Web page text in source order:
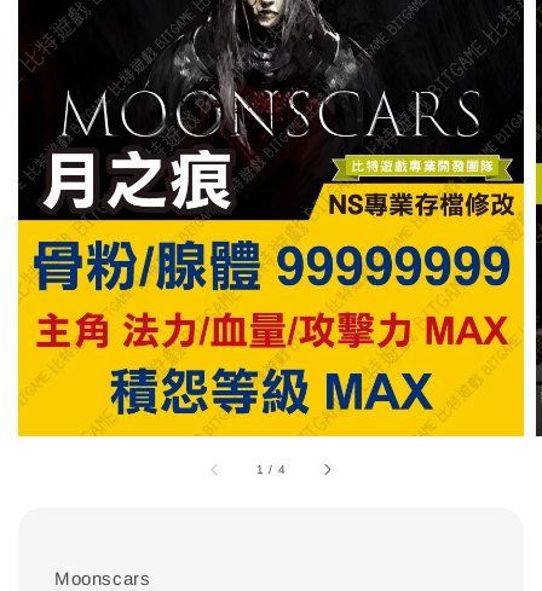
1 / 4
Moonscars